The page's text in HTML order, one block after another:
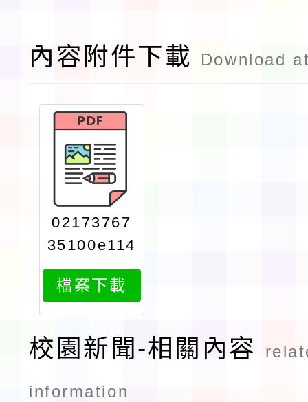
內容附件下載 Download
02173767
35100e114
0012573at
tach1
檔案下載
校園新聞-相關內容
information